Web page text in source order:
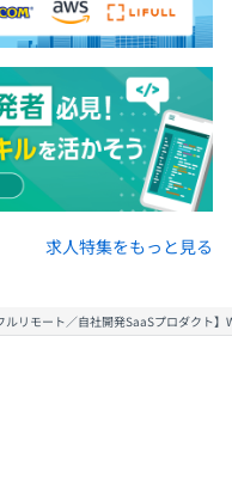
求人特集をもっと見る
ルリモート／自社開発SaaSプロダクト